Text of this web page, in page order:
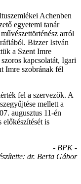
Achenben
egyetemi tanár
arról
Bizzer István
a Szent Imre
kapcsolatát, Igari
Imre szobrának fél
fel a szervezők. A
mellett a
augusztus 11-én
előkészítését is
- BPK -
dr. Berta Gábor